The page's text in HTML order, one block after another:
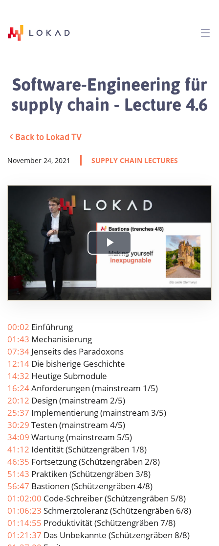
Software-Engineering für
supply chain - Lecture 4.6
Back to Lokad TV
November 24, 2021 SUPPLY CHAIN LECTURES
Play
00:02 Einführung
01:43 Mechanisierung
07:34 Jenseits des Paradoxons
12:14 Die bisherige Geschichte
14:32 Heutige Submodule
16:24Anforderungen (mainstream 1/5)
20:12 Design (mainstream 2/5)
25:37 Implementierung (mainstream 3/5)
30:29 Testen (mainstream 4/5)
34:09 Wartung (mainstream 5/5)
41:12 Identität (Schützengräben 1/8)
46:35 Fortsetzung (Schützengräben 2/8)
51:43 Praktiken (Schützengräben 3/8)
56:47 Bastionen (Schützengräben 4/8)
01:02:00 Code-Schreiber (Schützengräben 5/8)
01:06:23 Schmerztoleranz (Schützengräben 6/8)
01:14:55 Produktivität (Schützengräben 7/8)
01:21:37 Das Unbekannte (Schützengräben 8/8)